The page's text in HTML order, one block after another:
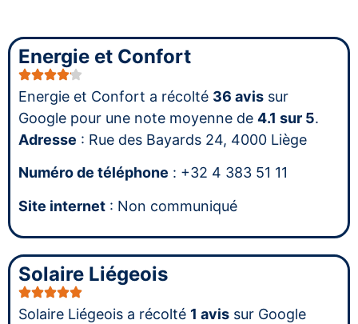
Energie et Confort
Energie et Confort a récolté 36 avis sur
Google pour une note moyenne de 4.1 sur 5.
Adresse : Rue des Bayards 24, 4000 Liège
Numéro de téléphone : +32 4 383 51 11
Site internet : Non communiqué
Solaire Liégeois
Solaire Liégeois a récolté 1 avis sur Google